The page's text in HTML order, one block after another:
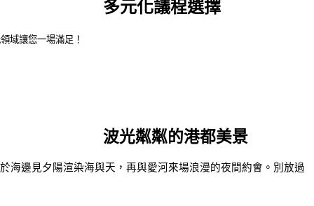
多元化議程選擇
域讓您一場滿足！
波光粼粼的港都美景
海邊見夕陽渲染海與天，再與愛河來場浪漫的夜間約會。別放過